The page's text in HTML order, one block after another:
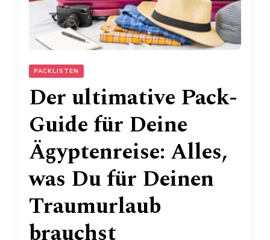
PACKLISTEN
Der ultimative Pack-
Guide für Deine
Ägyptenreise: Alles,
was Du für Deinen
Traumurlaub